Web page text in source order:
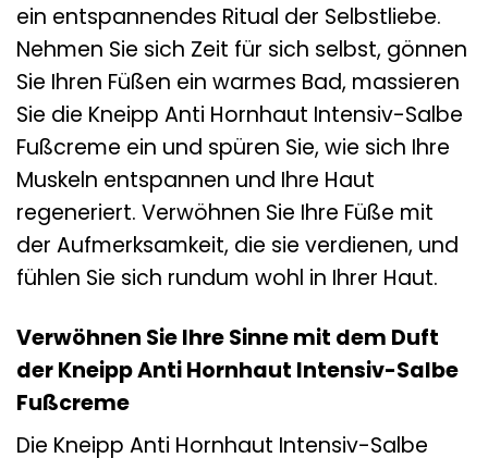
ein entspannendes Ritual der Selbstliebe.
Nehmen Sie sich Zeit für sich selbst, gönnen
Sie Ihren Füßen ein warmes Bad, massieren
Sie die Kneipp Anti Hornhaut Intensiv-Salbe
Fußcreme ein und spüren Sie, wie sich Ihre
Muskeln entspannen und Ihre Haut
regeneriert. Verwöhnen Sie Ihre Füße mit
der Aufmerksamkeit, die sie verdienen, und
fühlen Sie sich rundum wohl in Ihrer Haut.
Verwöhnen Sie Ihre Sinne mit dem Duft
der Kneipp Anti Hornhaut Intensiv-Salbe
Fußcreme
Die Kneipp Anti Hornhaut Intensiv-Salbe